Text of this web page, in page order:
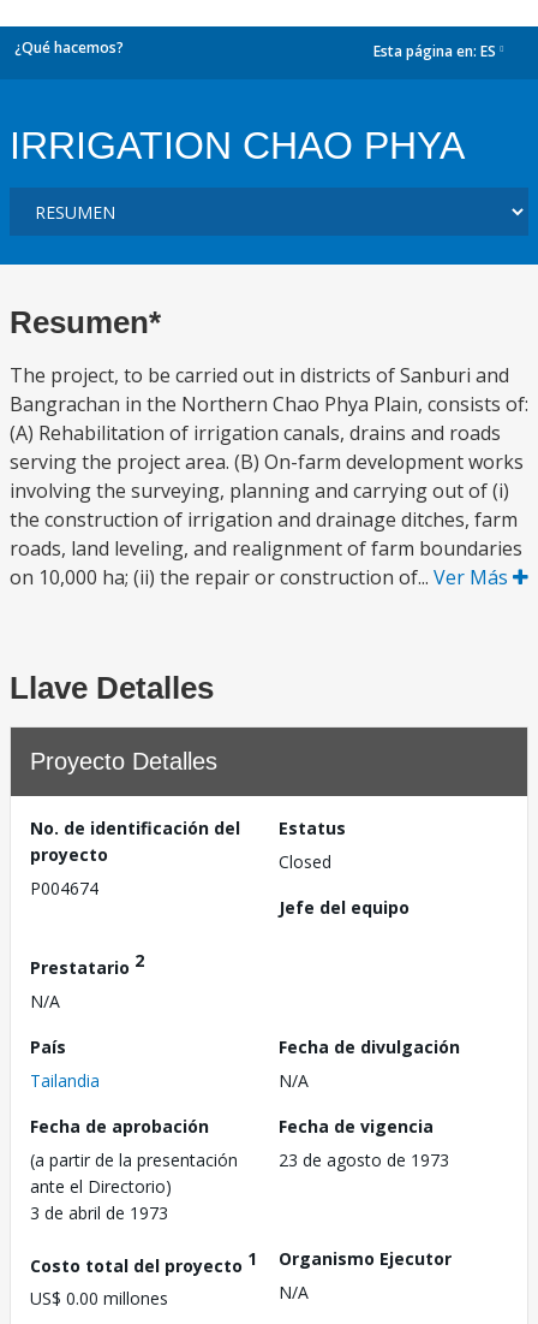
¿Qué hacemos? Esta página en: ES
IRRIGATION CHAO PHYA
Resumen*
The project, to be carried out in districts of Sanburi and
Bangrachan in the Northern Chao Phya Plain, consists of:
(A) Rehabilitation of irrigation canals, drains and roads
serving the project area. (B) On-farm development works
involving the surveying, planning and carrying out of (i)
the construction of irrigation and drainage ditches, farm
roads, land leveling, and realignment of farm boundaries
on 10,000 ha; (ii) the repair or construction of... Ver Más
Llave Detalles
Proyecto Detalles
No. de identificación del
proyecto
P004674
Estatus
Closed
Jefe del equipo
Prestatario 2
N/A
País
Tailandia
Fecha de divulgación
N/A
Fecha de aprobación
(a partir de la presentación
ante el Directorio)
3 de abril de 1973
Fecha de vigencia
23 de agosto de 1973
Costo total del proyecto 1
US$ 0.00 millones
Organismo Ejecutor
N/A